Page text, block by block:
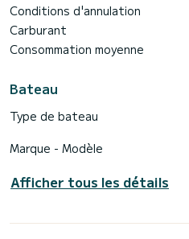
Conditions d'annulation
Carburant
Consommation moyenne
Bateau
Type de bateau
Marque - Modèle
Afficher tous les détails